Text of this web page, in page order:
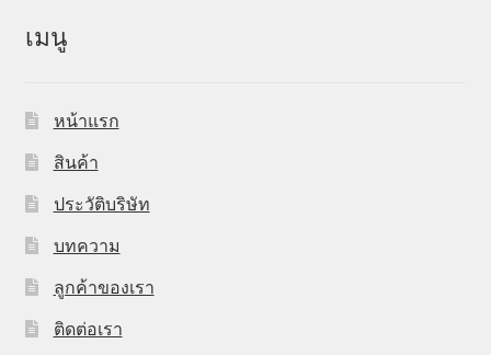
เมนู
หน้าแรก
สินค้า
ประวัติบริษัท
บทความ
ลูกค้าของเรา
ติดต่อเรา